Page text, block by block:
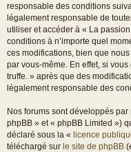
responsable des conditions
légalement responsable de
utiliser et accéder à « La
conditions à n’importe quel
ces modifications, bien que
par vous-même. En effet, si
truffe. » après que des
légalement responsable des
Nos forums sont développés
phpBB » et « phpBB Limited »)
déclaré sous la « licence
téléchargé sur le site de phpBB